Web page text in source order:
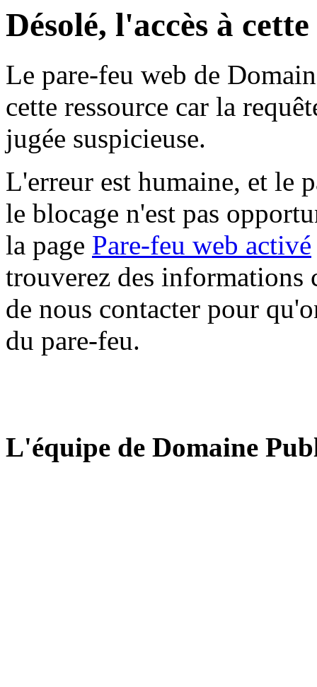
Désolé, l'accès à
Le pare-feu web de
cette ressource car la
jugée suspicieuse.
L'erreur est humaine, et le
le blocage n'est pas
la page Pare-feu web activé
trouverez des informations
de nous contacter pour
du pare-feu.
L'équipe de Domaine